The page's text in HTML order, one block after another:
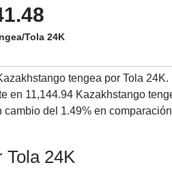
Tola 24K
tengea por Tola
en 11,144.94 Kazakhstango
del 1.49% en
Tola 24K